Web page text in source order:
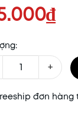
+
đơn hàng